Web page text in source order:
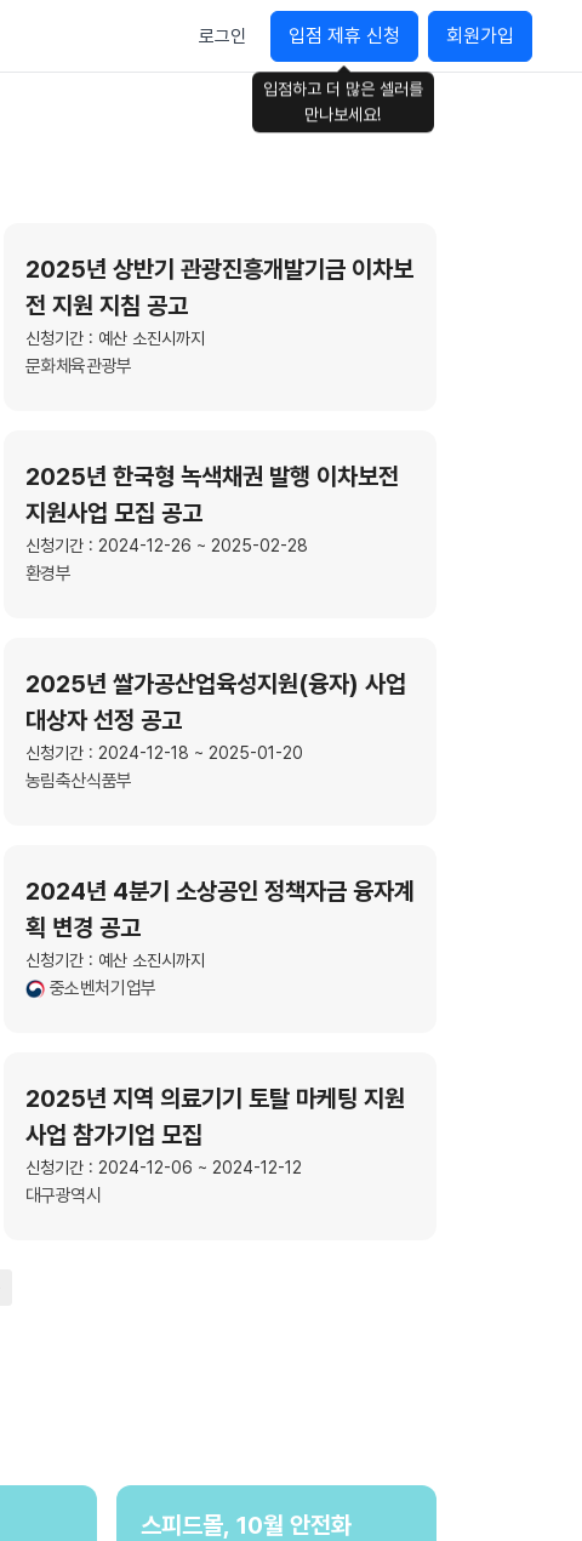
로그인 입점 제휴 신청
입점하고 더 많은 셀러를
만나보세요!
회원가입
2025년 상반기 관광진흥개발기금 이차보
전 지원 지침 공고
신청기간 : 예산 소진시까지
문화체육관광부
2025년 한국형 녹색채권 발행 이차보전
지원사업 모집 공고
신청기간 : 2024-12-26 ~ 2025-02-28
환경부
2025년 쌀가공산업육성지원(융자) 사업
대상자 선정 공고
신청기간 : 2024-12-18 ~ 2025-01-20
농림축산식품부
2024년 4분기 소상공인 정책자금 융자계
획 변경 공고
신청기간 : 예산 소진시까지
중소벤처기업부
2025년 지역 의료기기 토탈 마케팅 지원
사업 참가기업 모집
신청기간 : 2024-12-06 ~ 2024-12-12
대구광역시
스피드몰, 10월 안전화